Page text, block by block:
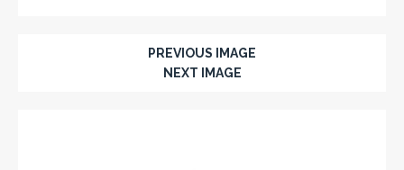
PREVIOUS IMAGE
NEXT IMAGE